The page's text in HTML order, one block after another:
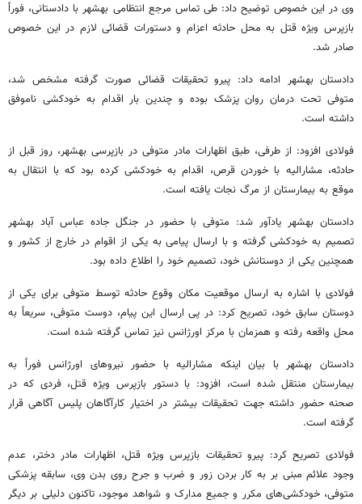
وی در این خصوص توضیح داد: طی تماس مرجع انتظامی بهشهر با دادستانی، فوراً
بازپرس ویژه قتل به محل حادثه اعزام و دستورات قضائی لازم در این خصوص
صادر شد.
دادستان بهشهر ادامه داد: پیرو تحقیقات قضائی صورت گرفته مشخص شد،
متوفی تحت درمان روان پزشک بوده و چندین بار اقدام به خودکشی ناموفق
داشته است.
فولادی افزود: از طرفی، طبق اظهارات مادر متوفی در بازپرسی بهشهر، روز قبل از
حادثه، مشارالیه با خوردن قرص، اقدام به خودکشی کرده بود که با انتقال به
موقع به بیمارستان از مرگ نجات یافته است.
دادستان بهشهر یادآور شد: متوفی با حضور در جنگل جاده عباس آباد بهشهر
تصمیم به خودکشی گرفته و با ارسال پیامی به یکی از اقوام در خارج از کشور و
همچنین یکی از دوستانش خود، تصمیم خود را اطلاع داده بود.
فولادی با اشاره به ارسال موقعیت مکان وقوع حادثه توسط متوفی برای یکی از
دوستان سابق خود، تصریح کرد: در پی ارسال این پیام، دوست متوفی، سریعاً به
محل واقعه رفته و همزمان با مرکز اورژانس نیز تماس گرفته شده است.
دادستان بهشهر با بیان اینکه مشارالیه با حضور نیروهای اورژانس فوراً به
بیمارستان منتقل شده است، افزود: با دستور بازپرس ویژه قتل، فردی که در
صحنه حضور داشته جهت تحقیقات بیشتر در اختیار کارآگاهان پلیس آگاهی قرار
گرفته است.
فولادی تصریح کرد: پیرو تحقیقات بازپرس ویژه قتل، اظهارات مادر دختر، عدم
وجود علائم مبنی بر به کار بردن زور و ضرب و جرح روی بدن وی، سابقه پزشکی
متوفی، خودکشی‌های مکرر و جمیع مدارک و شواهد موجود، تاکنون دلیلی بر دیگر